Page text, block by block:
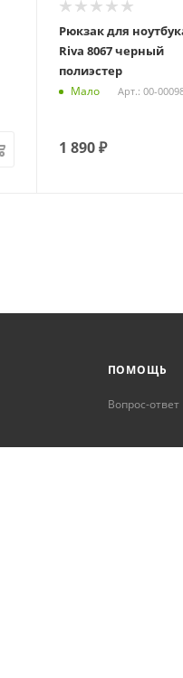
Рюкзак для
Riva 8067 черный
полиэстер
Мало Арт.: 00-
1 890₽
ПОМОЩЬ
Вопрос-ответ